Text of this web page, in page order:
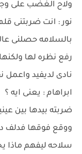
ولاح الغضب على
نور : انت ضربتنى
بالسلامه حصلنى
رفع نظره لها
نادى لديفيد
ابراهام : يعنى ايه ؟
ضربته بيدها بين
ووقع فوقها فدلف
سلاحه ليفهم ماذا